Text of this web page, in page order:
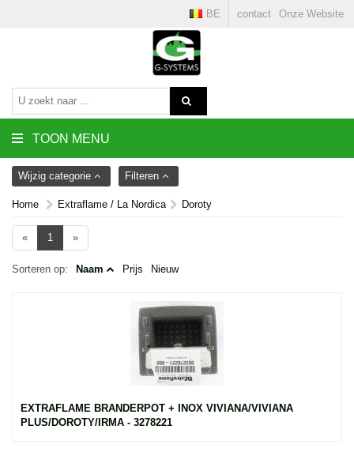
contact Onze Website
BE
TOON MENU
Wijzig categorie Filteren
Home Extraflame / La Nordica Doroty
« 1 »
Sorteren op: Naam Prijs Nieuw
EXTRAFLAME BRANDERPOT + INOX VIVIANA/VIVIANA
PLUS/DOROTY/IRMA - 3278221